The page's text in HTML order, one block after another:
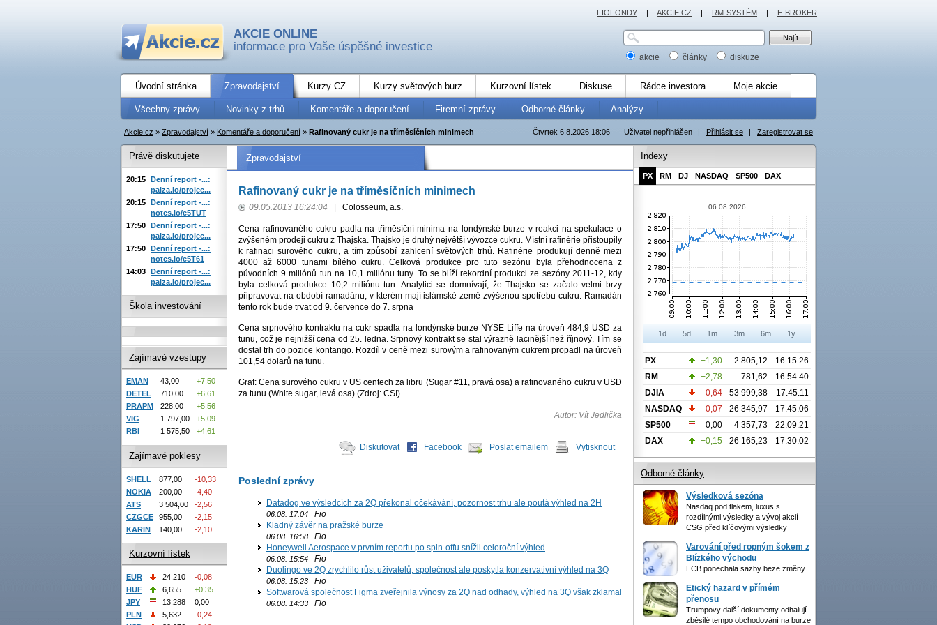
AKCIE ONLINE
informace pro Vaše úspěšné investice
akcie články diskuze
Úvodní stránka Zpravodajství Kurzy CZ Kurzy světových burz Kurzovní lístek Diskuse Rádce investora Moje akcie
Všechny zprávy Novinky z trhů Komentáře a doporučení Firemní zprávy Odborné články Analýzy
Uživatel nepřihlášen | Přihlásit se | Zaregistrovat se
Čtvrtek 6.8.2026 18:06
Akcie.cz » Zpravodajství » Komentáře a doporučení » Rafinovaný cukr je na tříměsíčních minimech
Zpravodajství
Rafinovaný cukr je na tříměsíčních minimech
09.05.2013 16:24:04 Colosseum, a.s.
Cena rafinovaného cukru padla na tříměsíční minima na londýnské burze v reakci na spekulace o
zvýšeném prodeji cukru z Thajska. Thajsko je druhý největší vývozce cukru. Místní rafinérie přistoupily
k rafinaci surového cukru, a tím způsobí zahlcení světových trhů. Rafinérie produkují denně mezi
4000 až 6000 tunami bílého cukru. Celková produkce pro tuto sezónu byla přehodnocena z
původních 9 miliónů tun na 10,1 miliónu tuny. To se blíží rekordní produkci ze sezóny 2011-12, kdy
byla celková produkce 10,2 miliónu tun. Analytici se domnívají, že Thajsko se začalo velmi brzy
připravovat na období ramadánu, v kterém mají islámské země zvýšenou spotřebu cukru. Ramadán
tento rok bude trvat od 9. července do 7. srpna
Cena srpnového kontraktu na cukr spadla na londýnské burze NYSE Liffe na úroveň 484,9 USD za
tunu, což je nejnižší cena od 25. ledna. Srpnový kontrakt se stal výrazně lacinější než říjnový. Tím se
dostal trh do pozice kontango. Rozdíl v ceně mezi surovým a rafinovaným cukrem propadl na úroveň
101,54 dolarů na tunu.
Graf: Cena surového cukru v US centech za libru (Sugar #11, pravá osa) a rafinovaného cukru v USD
za tunu (White sugar, levá osa) (Zdroj: CSI)
Autor: Vít Jedlička
Diskutovat Facebook Poslat emailem Vytisknout
Poslední zprávy
Datadog ve výsledcích za 2Q překonal očekávání, pozornost trhu ale poutá výhled na 2H
06.08. 17:04 Fio
Kladný závěr na pražské burze
06.08. 16:58 Fio
Honeywell Aerospace v prvním reportu po spin-offu snížil celoroční výhled
06.08. 15:54 Fio
Duolingo ve 2Q zrychlilo růst uživatelů, společnost ale poskytla konzervativní výhled na 3Q
06.08. 15:23 Fio
Softwarová společnost Figma zveřejnila výnosy za 2Q nad odhady, výhled na 3Q však zklamal
06.08. 14:33 Fio
Právě diskutujete
20:15 Denní report -...:
paiza.io/projec...
20:15 Denní report -...:
notes.io/e5TUT
17:50 Denní report -...:
paiza.io/projec...
17:50 Denní report -...:
notes.io/e5T61
14:03 Denní report -...:
paiza.io/projec...
Škola investování
Zajímavé vzestupy
EMAN 43,00
+7,50
DETEL
710,00
+6,61
PRAPM
228,00
+5,56
VIG
1 797,00
+5,09
RBI
1 575,50 +4,61
Zajímavé poklesy
SHELL 877,00
-10,33
NOKIA
200,00
-4,40
ATS
3 504,00
-2,56
CZGCE
955,00
-2,15
KARIN
140,00 -2,10
Kurzovní lístek
EUR 24,210
-0,08
HUF
6,655
+0,35
JPY
13,288
0,00
PLN
5,632
-0,24
Indexy
PX RM DJ NASDAQ SP500 DAX
06.08.2026
1d 5d 1m 3m 6m 1y
PX +1,30 2 805,12
16:15:26
RM
+2,78 781,62
16:54:40
DJIA
-0,64 53 999,38
17:45:11
NASDAQ
-0,07 26 345,97
17:45:06
SP500
0,00 4 357,73
22.09.21
DAX
+0,15 26 165,23 17:30:02
Odborné články
Výsledková sezóna
Nasdaq pod tlakem, luxus s
rozdílnými výsledky a vývoj akcií
CSG před klíčovými výsledky
Varování před ropným šokem z
Blízkého východu
ECB ponechala sazby beze změny
Etický hazard v přímém
přenosu
Trumpovy další dokumenty odhalují
zběsilé tempo obchodování na burze
FIOFONDY | AKCIE.CZ | RM-SYSTÉM | E-BROKER